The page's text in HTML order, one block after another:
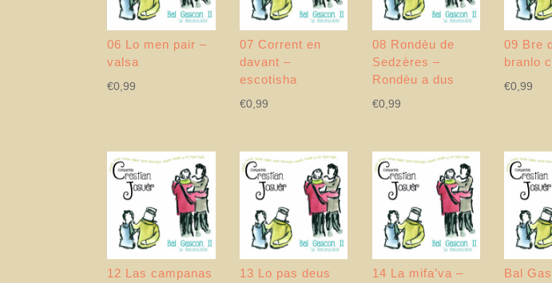
06 Lo men pair –
valsa
€0,99
07 Corrent en
davant –
escotisha
€0,99
08 Rondèu de
Sedzères –
Rondèu a dus
€0,99
09 Bre
branlo
€0,99
12 Las campanas
13 Lo pas deus
14 La mifa’va –
Bal